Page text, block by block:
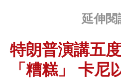
延伸閱
特朗普演講五
「糟糕」 卡尼